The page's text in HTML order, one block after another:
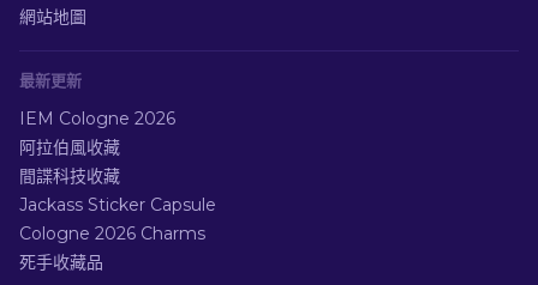
網站地圖
最新更新
IEM Cologne 2026
阿拉伯風收藏
間諜科技收藏
Jackass Sticker Capsule
Cologne 2026 Charms
死手收藏品